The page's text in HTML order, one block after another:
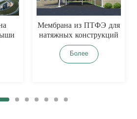
Мембрана из ПТФЭ для
натяжных конструкций
Более